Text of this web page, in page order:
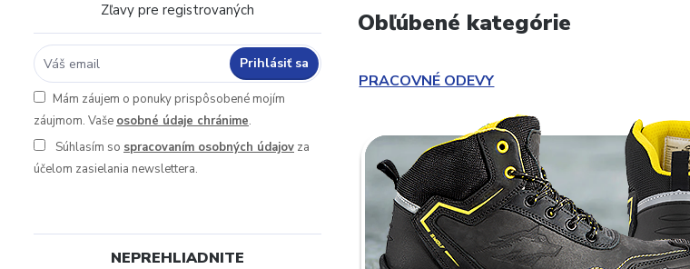
Zľavy pre registrovaných
Prihlásiť sa
Mám záujem o ponuky prispôsobené mojím
záujmom. Vaše osobné údaje chránime.
Súhlasím so spracovaním osobných údajov za
účelom zasielania newslettera.
NEPREHLIADNITE
Obľúbené kategórie
PRACOVNÉ ODEVY